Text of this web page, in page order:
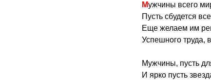
Мужчины всего
Пусть сбудется
Еще желаем им
Успешного труда,
Мужчины, пусть
И ярко пусть